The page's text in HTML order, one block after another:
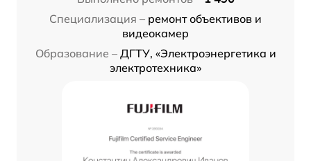
Специализация – ремонт объективов и
видеокамер
Образование – ДГТУ, «Электроэнергетика и
электротехника»